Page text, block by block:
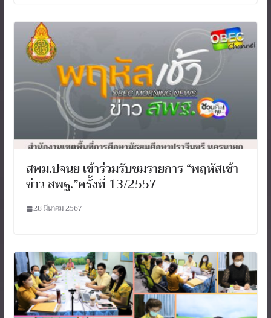
สพม.ปจนย เข้าร่วมรับชมรายการ “พฤหัสเช้า
ข่าว สพฐ.”ครั้งที่ 13/2557
28 มีนาคม 2567